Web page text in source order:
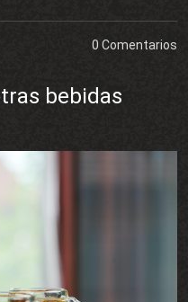
0 Comentarios
bebidas